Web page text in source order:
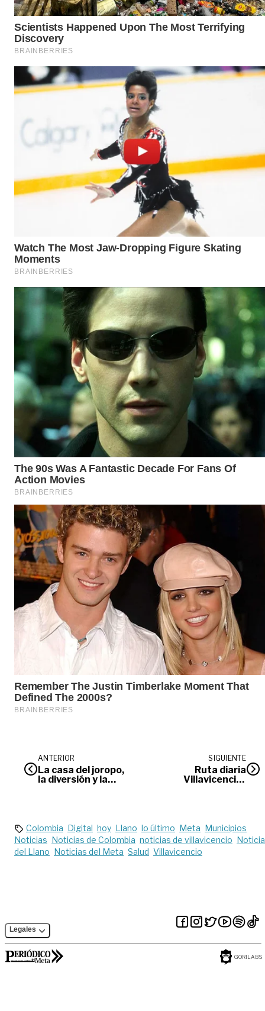
ANTERIOR
La casa del joropo,
la diversión y la
SIGUIENTE
Ruta diaria
Villavicencio-
Colombia Digital hoy Llano lo último Meta Municipios
Noticias Noticias de Colombia noticias de villavicencio
del Llano Noticias del Meta Salud Villavicencio
Legales
GORILABS